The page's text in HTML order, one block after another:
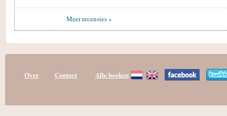
Meer recensies »
Over Contact Alle boeken